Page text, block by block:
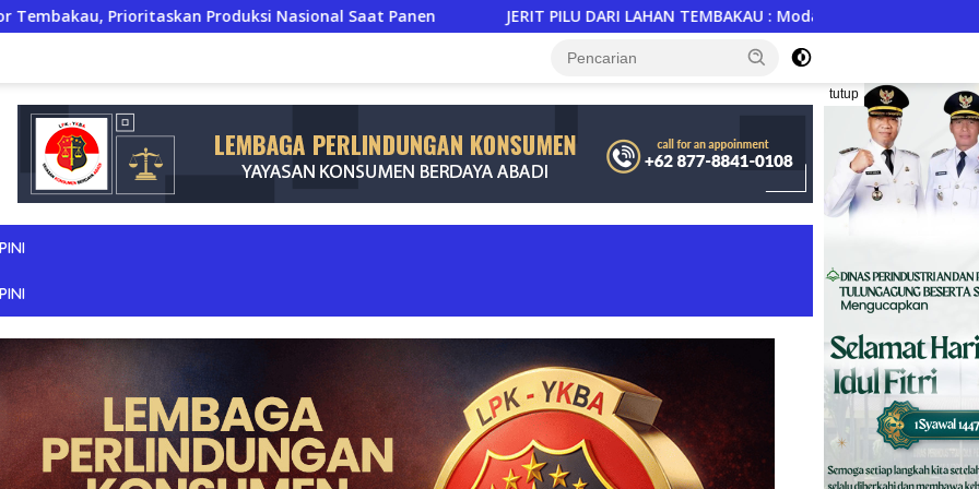
Nasional Saat Panen JERIT PILU DARI LAHAN TEMBAKAU ​: Modal Tani Mencekik 2,3 Kali Lipat,
tutup